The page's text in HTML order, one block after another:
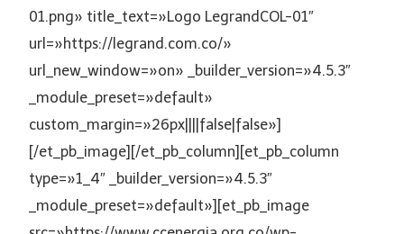
01.png» title_text=»Logo LegrandCOL-01″
url=»https://legrand.com.co/»
url_new_window=»on» _builder_version=»4.5.3″
_module_preset=»default»
custom_margin=»26px||||false|false»]
[/et_pb_image][/et_pb_column][et_pb_column
type=»1_4″ _builder_version=»4.5.3″
_module_preset=»default»][et_pb_image